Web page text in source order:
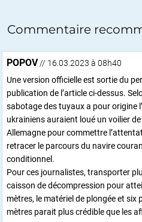
Commentaire
POPOV// 16.03.2023 à 08h40
Une version officielle est sortie du
publication de l’article ci-dessus.
sabotage des tuyaux a pour origine
ukrainiens auraient loué un voilier
Allemagne pour commettre
retracer le parcours du navire
conditionnel.
Pour ces journalistes, transporter
caisson de décompression pour
mètres, le matériel de plongée et six
mètres parait plus crédible que les